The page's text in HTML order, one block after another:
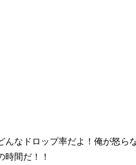
んなドロップ率だよ！俺が怒ら
時間だ！！